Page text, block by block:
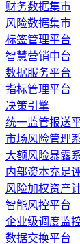
财务数据集市
风险数据集市
标签管理平台
智慧营销中台
数据服务平台
指标管理平台
决策引擎
统一监管报送
市场风险管理
大额风险暴露
内部资本充足
风险加权资产
智能风控平台
企业级调度监
数据交换平台